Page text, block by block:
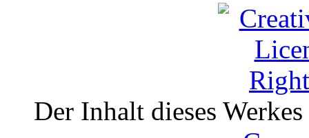
Der Inhalt dieses